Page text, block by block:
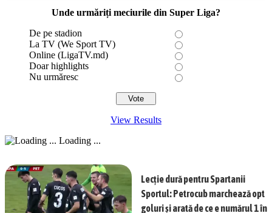
Unde urmăriți meciurile din Super Liga?
De pe stadion
La TV (We Sport TV)
Online (LigaTV.md)
Doar highlights
Nu urmăresc
View Results
Loading ...
Lecție dură pentru Spartanii
Sportul: Petrocub marchează opt
goluri și arată de ce e numărul 1 în